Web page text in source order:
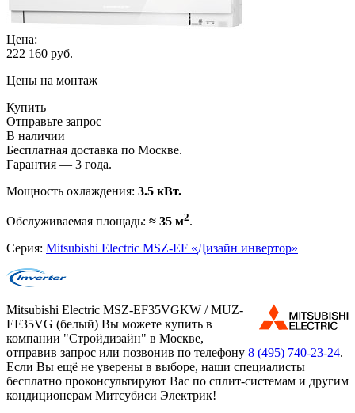
Цена:
222 160 руб.
Цены на монтаж
Купить
Отправьте запрос
В наличии
Бесплатная доставка по Москве.
Гарантия — 3 года.
Мощность охлаждения: 3.5 кВт.
Обслуживаемая площадь: ≈ 35 м2.
Серия: Mitsubishi Electric MSZ-EF «Дизайн инвертор»
Mitsubishi Electric MSZ-EF35VGKW / MUZ-
EF35VG (белый) Вы можете купить в
компании "Стройдизайн" в Москве,
отправив запрос или позвонив по телефону 8 (495) 740-23-24.
Если Вы ещё не уверены в выборе, наши специалисты
бесплатно проконсультируют Вас по сплит-системам и другим
кондиционерам Митсубиси Электрик!